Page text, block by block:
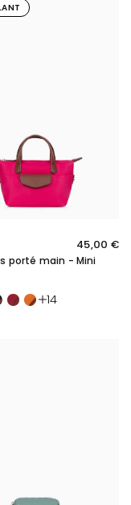
45,00 €
porté main - Mini
Marron
RougeOrange
14